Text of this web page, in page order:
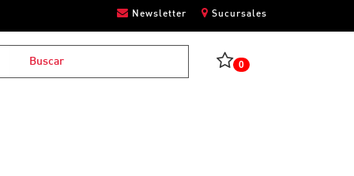
Newsletter Sucursales
0